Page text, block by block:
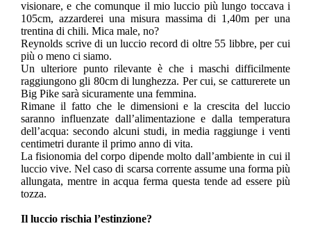
visionare, e che comunque il mio luccio più lungo toccava i
105cm, azzarderei una misura massima di 1,40m per una
trentina di chili. Mica male, no?
Reynolds scrive di un luccio record di oltre 55 libbre, per cui
più o meno ci siamo.
Un ulteriore punto rilevante è che i maschi difficilmente
raggiungono gli 80cm di lunghezza. Per cui, se catturerete un
Big Pike sarà sicuramente una femmina.
Rimane il fatto che le dimensioni e la crescita del luccio
saranno influenzate dall’alimentazione e dalla temperatura
dell’acqua: secondo alcuni studi, in media raggiunge i venti
centimetri durante il primo anno di vita.
La fisionomia del corpo dipende molto dall’ambiente in cui il
luccio vive. Nel caso di scarsa corrente assume una forma più
allungata, mentre in acqua ferma questa tende ad essere più
tozza.
Il luccio rischia l’estinzione?